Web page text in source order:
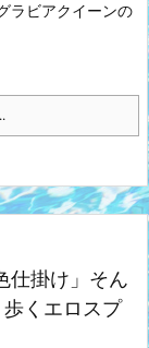
ラビアクイーンの
仕掛け」そん
くエロスプ